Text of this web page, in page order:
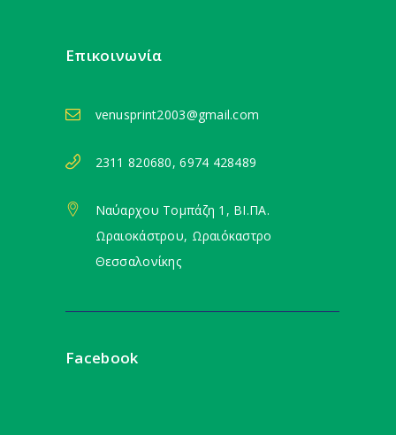
Επικοινωνία
venusprint2003@gmail.com
2311 820680, 6974 428489
Ναύαρχου Τομπάζη 1, ΒΙ.ΠΑ.
Ωραιοκάστρου, Ωραιόκαστρο
Θεσσαλονίκης
Facebook